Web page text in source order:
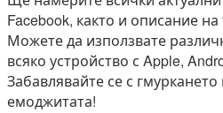
Facebook, както и описание
Можете да използвате
всяко устройство с Apple,
Забавлявайте се с
емоджитата!